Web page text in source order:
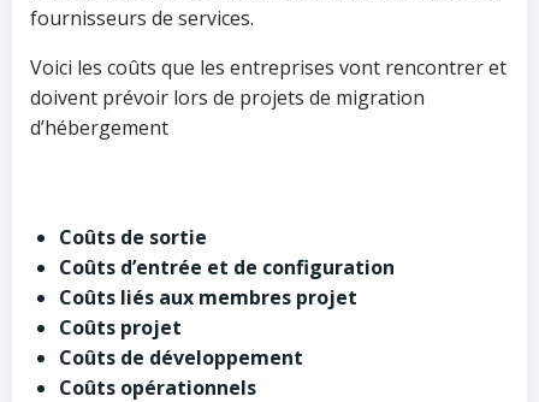
fournisseurs de services.
Voici les coûts que les entreprises vont rencontrer et
doivent prévoir lors de projets de migration
d’hébergement
Coûts de sortie
Coûts d’entrée et de configuration
Coûts liés aux membres projet
Coûts projet
Coûts de développement
Coûts opérationnels